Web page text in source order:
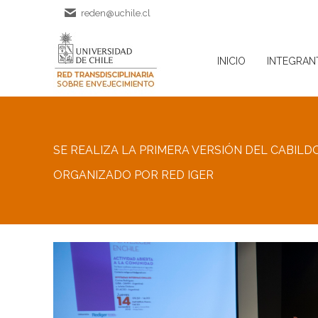
reden@uchile.cl
INICIO
SE REALIZA LA PRIMERA VERSIÓN DEL
ORGANIZADO POR RED IGER